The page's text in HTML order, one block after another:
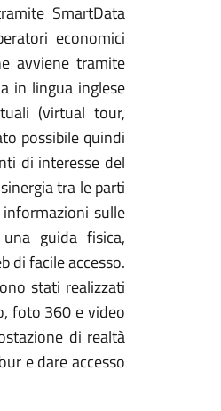
SmartData
economici
avviene tramite
in lingua inglese
(virtual tour,
possibile quindi
di interesse del
tra le parti
sulle
guida fisica,
di facile accesso.
stati realizzati
foto 360 e video
di realtà
e dare accesso